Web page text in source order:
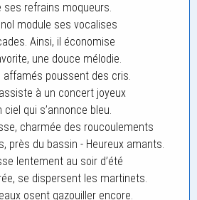
ses refrains moqueurs.
module ses vocalises
Ainsi, il économise
une douce mélodie.
affamés poussent des cris.
à un concert joyeux
ciel qui s’annonce bleu.
charmée des roucoulements
près du bassin - Heureux amants.
lentement au soir d’été
se dispersent les martinets.
osent gazouiller encore.